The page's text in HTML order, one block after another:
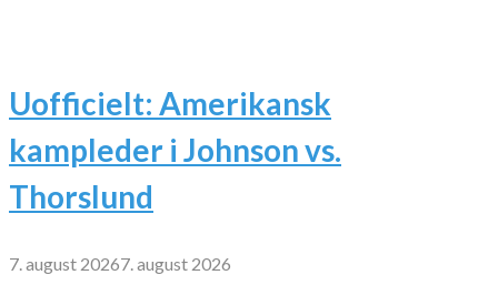
Uofficielt: Amerikansk
kampleder i Johnson vs.
Thorslund
7. august 20267. august 2026